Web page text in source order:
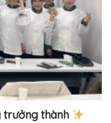
trưởng thành